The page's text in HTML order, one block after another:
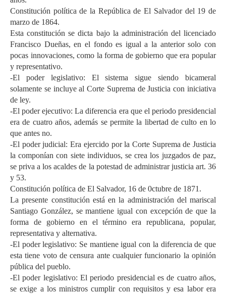
Constitución política de la República de El Salvador del 19 de
marzo de 1864.
Esta constitución se dicta bajo la administración del licenciado
Francisco Dueñas, en el fondo es igual a la anterior solo con
pocas innovaciones, como la forma de gobierno que era popular
y representativo.
-El poder legislativo: El sistema sigue siendo bicameral
solamente se incluye al Corte Suprema de Justicia con iniciativa
de ley.
-El poder ejecutivo: La diferencia era que el periodo presidencial
era de cuatro años, además se permite la libertad de culto en lo
que antes no.
-El poder judicial: Era ejercido por la Corte Suprema de Justicia
la componían con siete individuos, se crea los juzgados de paz,
se priva a los acaldes de la potestad de administrar justicia art. 36
y 53.
Constitución política de El Salvador, 16 de 0ctubre de 1871.
La presente constitución está en la administración del mariscal
Santiago González, se mantiene igual con excepción de que la
forma de gobierno en el término era republicana, popular,
representativa y alternativa.
-El poder legislativo: Se mantiene igual con la diferencia de que
esta tiene voto de censura ante cualquier funcionario la opinión
pública del pueblo.
-El poder legislativo: El periodo presidencial es de cuatro años,
se exige a los ministros cumplir con requisitos y esa labor era